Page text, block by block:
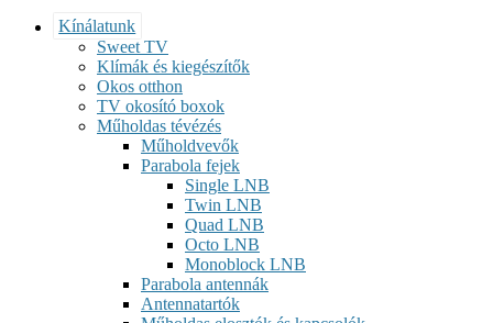
Kínálatunk
Sweet TV
Klímák és kiegészítők
Okos otthon
TV okosító boxok
Műholdas tévézés
Műholdvevők
Parabola fejek
Single LNB
Twin LNB
Quad LNB
Octo LNB
Monoblock LNB
Parabola antennák
Antennatartók